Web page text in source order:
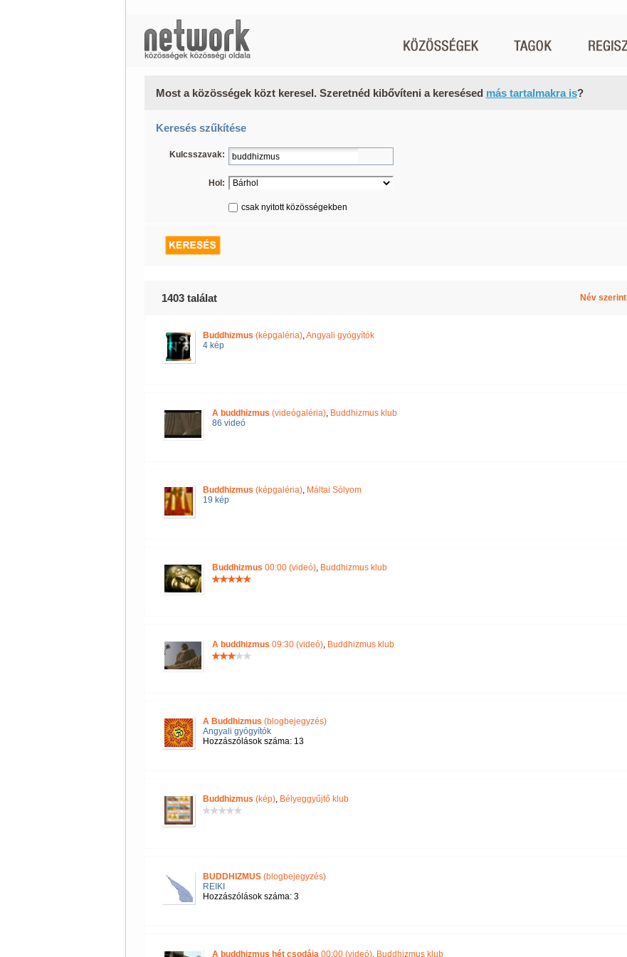
Most a közösségek közt keresel. Szeretnéd kibővíteni a keresésed más tartalmakra is?
Keresés szűkítése
Kulcsszavak:
Hol:
csak nyitott közösségekben
1403 találat Név szerint
Buddhizmus (képgaléria),Angyali gyógyítók
4 kép
A buddhizmus (videógaléria), Buddhizmus klub
86 videó
Buddhizmus (képgaléria), Máltai Sólyom
19 kép
Buddhizmus 00:00 (videó), Buddhizmus klub
A buddhizmus 09:30 (videó), Buddhizmus klub
A Buddhizmus (blogbejegyzés)
Angyali gyógyítók
Hozzászólások száma: 13
Buddhizmus (kép), Bélyeggyűjtő klub
BUDDHIZMUS(blogbejegyzés)
REIKI
Hozzászólások száma: 3
A buddhizmus hét csodája00:00 (videó), Buddhizmus klub